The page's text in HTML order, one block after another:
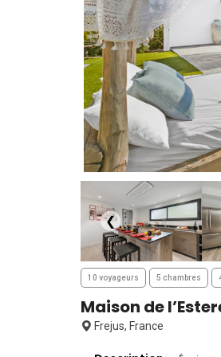
❮
10 voyageurs 5 chambres
Maison de
Frejus, France